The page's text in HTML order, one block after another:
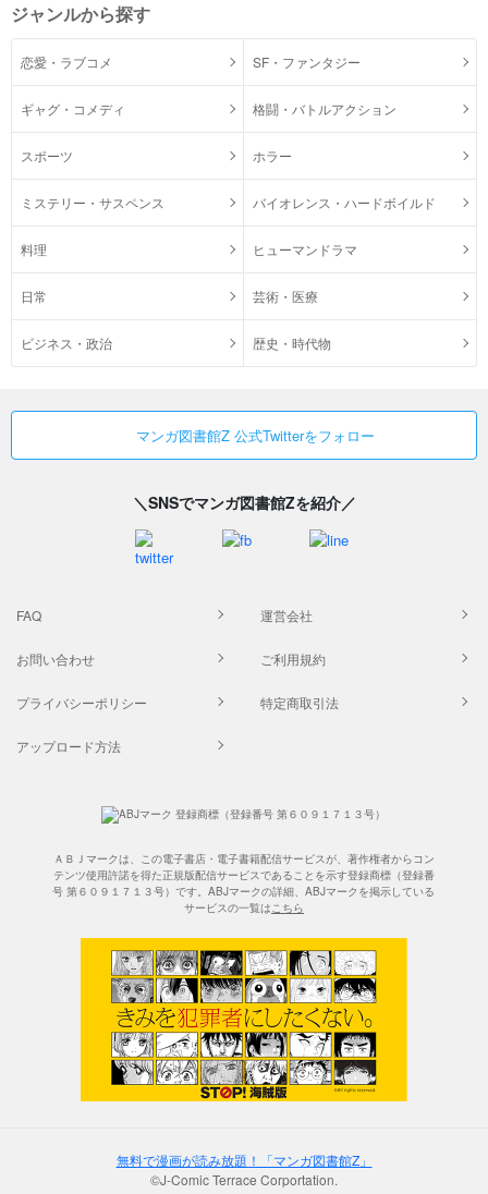
ジャンルから探す
恋愛・ラブコメ SF・ファンタジー
ギャグ・コメディ 格闘・バトルアクション
スポーツ ホラー
ミステリー・サスペンス バイオレンス・ハードボイルド
料理 ヒューマンドラマ
日常 芸術・医療
ビジネス・政治 歴史・時代物
マンガ図書館Z 公式Twitterをフォロー
＼SNSでマンガ図書館Zを紹介／
FAQ 運営会社
お問い合わせ ご利用規約
プライバシーポリシー 特定商取引法
アップロード方法
ＡＢＪマークは、この電子書店・電子書籍配信サービスが、著作権者からコン
テンツ使用許諾を得た正規版配信サービスであることを示す登録商標（登録番
号 第６０９１７１３号）です。ABJマークの詳細、ABJマークを掲示している
サービスの一覧はこちら
無料で漫画が読み放題！「マンガ図書館Z」
©J-Comic Terrace Corportation.